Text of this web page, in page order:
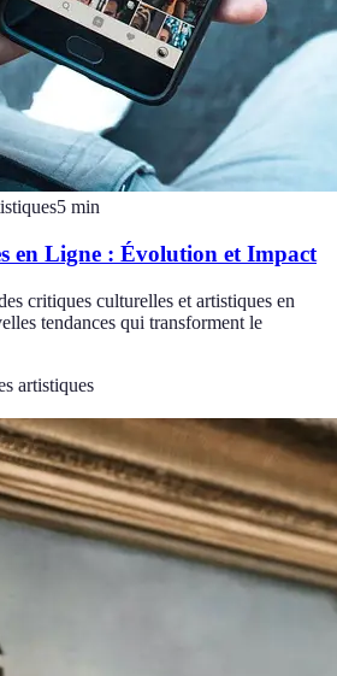
5 min
en Ligne : Évolution et Impact
critiques culturelles et artistiques en
tendances qui transforment le
artistiques